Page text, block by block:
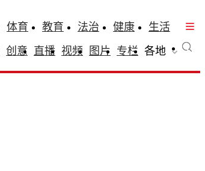
体育 教育 法治 健康
生活
创意 直播 视频 图片 专栏 各地